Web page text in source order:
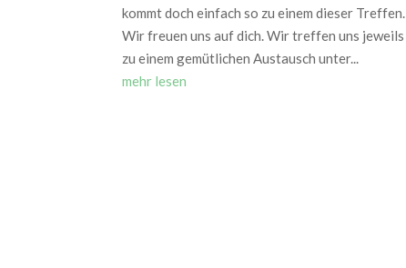
kommt doch einfach so zu einem dieser Treffen.
Wir freuen uns auf dich. Wir treffen uns jeweils
zu einem gemütlichen Austausch unter...
mehr lesen